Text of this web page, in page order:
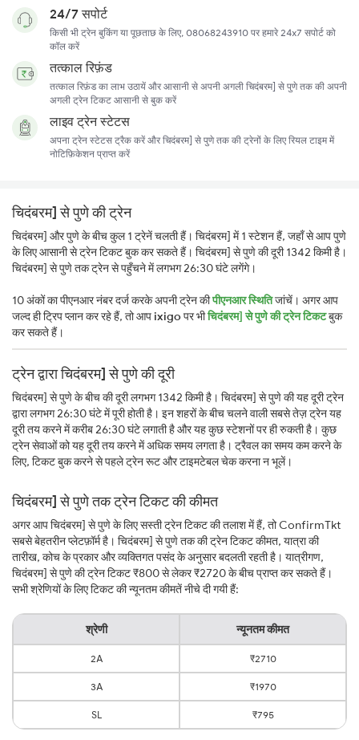
24/7 सपोर्ट
किसी भी ट्रेन बुकिंग या पूछताछ के लिए, 08068243910 पर हमारे 24x7 सपोर्ट को
कॉल करें
तत्काल रिफ़ंड
तत्काल रिफ़ंड का लाभ उठायें और आसानी से अपनी अगली चिदंबरम] से पुणे तक की अपनी
अगली ट्रेन टिकट आसानी से बुक करें
लाइव ट्रेन स्टेटस
अपना ट्रेन स्टेटस ट्रैक करें और चिदंबरम] से पुणे तक की ट्रेनों के लिए रियल टाइम में
नोटिफ़िकेशन प्राप्त करें
चिदंबरम] से पुणे की ट्रेन
चिदंबरम] और पुणे के बीच कुल 1 ट्रेनें चलती हैं। चिदंबरम] में 1 स्टेशन हैं, जहाँ से आप पुणे
के लिए आसानी से ट्रेन टिकट बुक कर सकते हैं। चिदंबरम] से पुणे की दूरी 1342 किमी है।
चिदंबरम] से पुणे तक ट्रेन से पहुँचने में लगभग 26:30 घंटे लगेंगे।
10 अंकों का पीएनआर नंबर दर्ज करके अपनी ट्रेन कीपीएनआर स्थितिजांचें। अगर आप
जल्द ही ट्रिप प्लान कर रहे हैं, तो आपixigoपर भीचिदंबरम] से पुणे की ट्रेन टिकटबुक
कर सकते हैं।
ट्रेन द्वारा चिदंबरम] से पुणे की दूरी
चिदंबरम] से पुणे के बीच की दूरी लगभग 1342 किमी है। चिदंबरम] से पुणे की यह दूरी ट्रेन
द्वारा लगभग 26:30 घंटे में पूरी होती है। इन शहरों के बीच चलने वाली सबसे तेज़ ट्रेन यह
दूरी तय करने में करीब 26:30 घंटे लगाती है और यह कुछ स्टेशनों पर ही रुकती है। कुछ
ट्रेन सेवाओं को यह दूरी तय करने में अधिक समय लगता है। ट्रैवल का समय कम करने के
लिए, टिकट बुक करने से पहले ट्रेन रूट और टाइमटेबल चेक करना न भूलें।
चिदंबरम] से पुणे तक ट्रेन टिकट की कीमत
अगर आप चिदंबरम] से पुणे के लिए सस्ती ट्रेन टिकट की तलाश में हैं, तो ConfirmTkt
सबसे बेहतरीन प्लेटफ़ॉर्म है। चिदंबरम] से पुणे तक की ट्रेन टिकट कीमत, यात्रा की
तारीख, कोच के प्रकार और व्यक्तिगत पसंद के अनुसार बदलती रहती है। यात्रीगण,
चिदंबरम] से पुणे की ट्रेन टिकट ₹800 से लेकर ₹2720 के बीच प्राप्त कर सकते हैं।
सभी श्रेणियों के लिए टिकट की न्यूनतम कीमतें नीचे दी गयी हैं:
श्रेणी न्यूनतम कीमत
2A ₹2710
3A ₹1970
SL ₹795